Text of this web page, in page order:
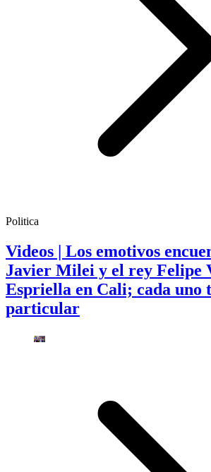
Politica
Videos | Los emotivos
Javier Milei y el rey Felipe
Espriella en Cali; cada uno
particular